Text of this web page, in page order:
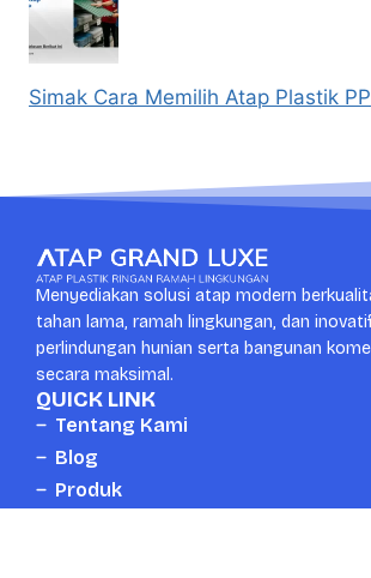
Simak Cara Memilih Atap Plastik PP
Menyediakan solusi atap modern
tahan lama, ramah lingkungan, dan
perlindungan hunian serta bangunan
secara maksimal.
QUICK LINK
Tentang Kami
Blog
Produk